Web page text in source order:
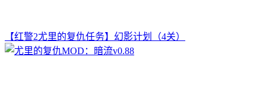
【红警2尤里的复仇任务】幻影计划（4关）